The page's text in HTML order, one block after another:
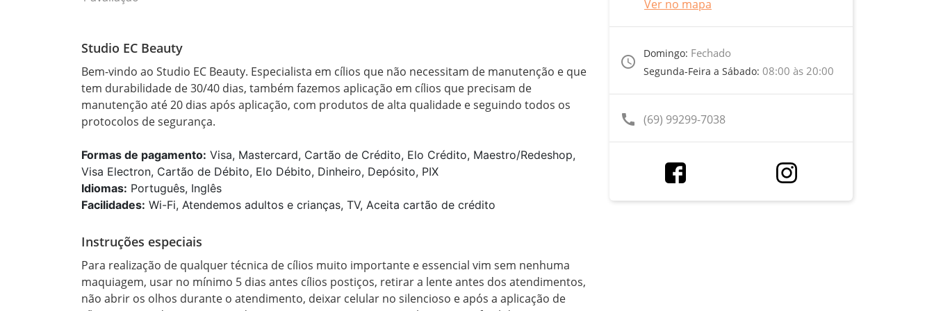
Studio EC Beauty
Bem-vindo ao Studio EC Beauty. Especialista em cílios que não necessitam de manutenção e que
tem durabilidade de 30/40 dias, também fazemos aplicação em cílios que precisam de
manutenção até 20 dias após aplicação, com produtos de alta qualidade e seguindo todos os
protocolos de segurança.
Formas de pagamento: Visa, Mastercard, Cartão de Crédito, Elo Crédito, Maestro/Redeshop,
Visa Electron, Cartão de Débito, Elo Débito, Dinheiro, Depósito, PIX
Idiomas: Português, Inglês
Facilidades: Wi-Fi, Atendemos adultos e crianças, TV, Aceita cartão de crédito
Instruções especiais
Para realização de qualquer técnica de cílios muito importante e essencial vim sem nenhuma
maquiagem, usar no mínimo 5 dias antes cílios postiços, retirar a lente antes dos atendimentos,
não abrir os olhos durante o atendimento, deixar celular no silencioso e após a aplicação de
Ver no mapa
access_time
Domingo: Fechado
Segunda-Feira a Sábado: 08:00 às 20:00
call (69) 99299-7038